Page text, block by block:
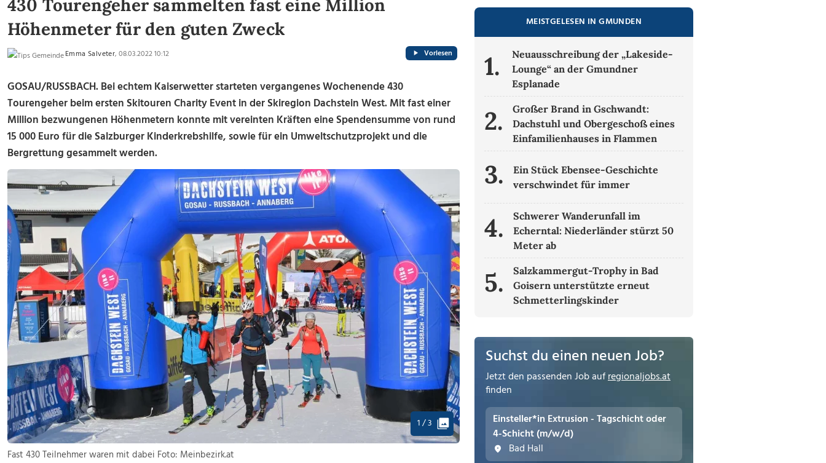
430 Tourengeher sammelten fast eine Million
Höhenmeter für den guten Zweck
Emma Salveter, 08.03.2022 10:12 Vorlesen
GOSAU/RUSSBACH. Bei echtem Kaiserwetter starteten vergangenes Wochenende 430
Tourengeher beim ersten Skitouren Charity Event in der Skiregion Dachstein West. Mit fast einer
Million bezwungenen Höhenmetern konnte mit vereinten Kräften eine Spendensumme von rund
15 000 Euro für die Salzburger Kinderkrebshilfe, sowie für ein Umweltschutzprojekt und die
Bergrettung gesammelt werden.
1 / 3
Fast 430 Teilnehmer waren mit dabei Foto: Meinbezirk.at
MEISTGELESEN IN GMUNDEN
1.
Neuausschreibung der „Lakeside-
Lounge“ an der Gmundner
Esplanade
2.
Großer Brand in Gschwandt:
Dachstuhl und Obergeschoß eines
Einfamilienhauses in Flammen
3.
Ein Stück Ebensee-Geschichte
verschwindet für immer
4.
Schwerer Wanderunfall im
Echerntal: Niederländer stürzt 50
Meter ab
5.
Salzkammergut-Trophy in Bad
Goisern unterstützte erneut
Schmetterlingskinder
Suchst du einen neuen Job?
Jetzt den passenden Job aufregionaljobs.at
finden
Einsteller*in Extrusion - Tagschicht oder
4-Schicht (m/w/d)
Bad Hall